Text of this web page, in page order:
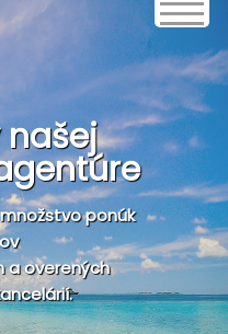
ponúk
a overených